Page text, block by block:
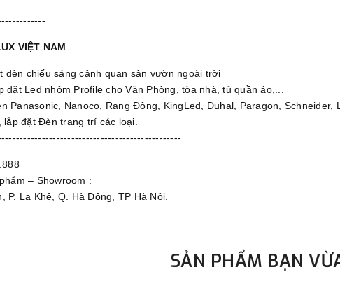
VIỆT NAM
đèn chiếu sáng cảnh quan sân vườn ngoài trời
đặt Led nhôm Profile cho Văn Phòng, tòa nhà, tủ quần áo,...
Panasonic, Nanoco, Rạng Đông, KingLed, Duhal, Paragon, Schneider,
lắp đặt Đèn trang trí các loại.
– Showroom :
P. La Khê, Q. Hà Đông, TP Hà Nội.
SẢN PHẨM BẠN